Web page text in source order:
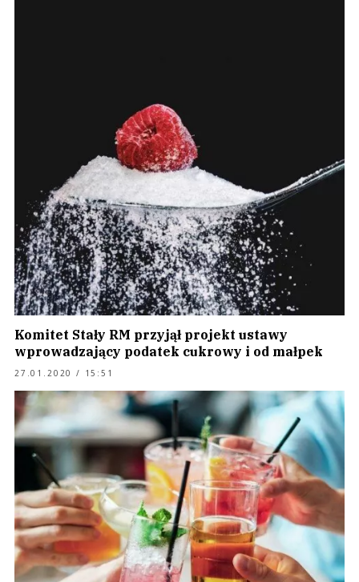
Komitet Stały RM przyjął projekt ustawy
wprowadzający podatek cukrowy i od małpek
27.01.2020 / 15:51